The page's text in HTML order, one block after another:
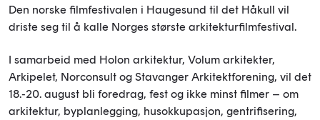
Den norske filmfestivalen i Haugesund til det Håkull vil
driste seg til å kalle Norges største arkitekturfilmfestival.
I samarbeid med Holon arkitektur, Volum arkitekter,
Arkipelet, Norconsult og Stavanger Arkitektforening, vil det
18.-20. august bli foredrag, fest og ikke minst filmer – om
arkitektur, byplanlegging, husokkupasjon, gentrifisering,